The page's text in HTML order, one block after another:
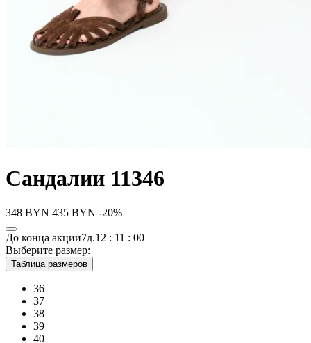
Сандалии 11346
348 BYN 435 BYN -20%
До конца акции7д.12 : 11 : 00
Выберите размер:
Таблица размеров
36
37
38
39
40